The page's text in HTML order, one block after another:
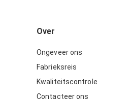
Over
Ongeveer ons
Fabrieksreis
Kwaliteitscontrole
Contacteer ons